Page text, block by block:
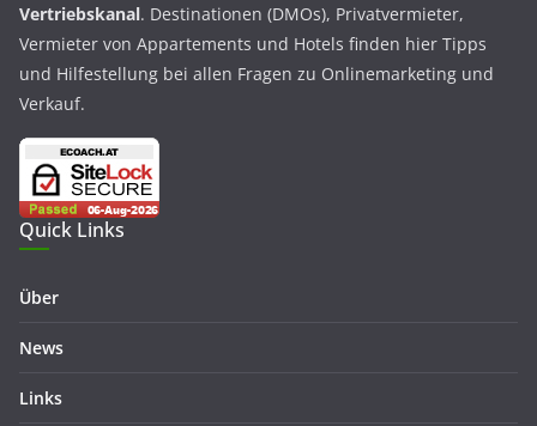
Vertriebskanal. Destinationen (DMOs), Privatvermieter,
Vermieter von Appartements und Hotels finden hier Tipps
und Hilfestellung bei allen Fragen zu Onlinemarketing und
Verkauf.
Quick Links
Über
News
Links